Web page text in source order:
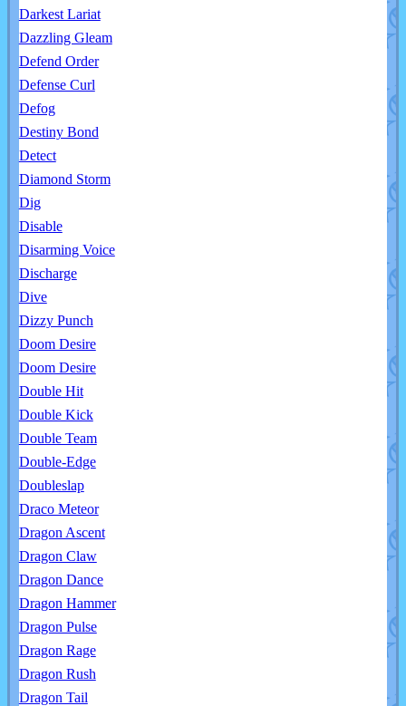
Darkest Lariat
Dazzling Gleam
Defend Order
Defense Curl
Defog
Destiny Bond
Detect
Diamond Storm
Dig
Disable
Disarming Voice
Discharge
Dive
Dizzy Punch
Doom Desire
Doom Desire
Double Hit
Double Kick
Double Team
Double-Edge
Doubleslap
Draco Meteor
Dragon Ascent
Dragon Claw
Dragon Dance
Dragon Hammer
Dragon Pulse
Dragon Rage
Dragon Rush
Dragon Tail